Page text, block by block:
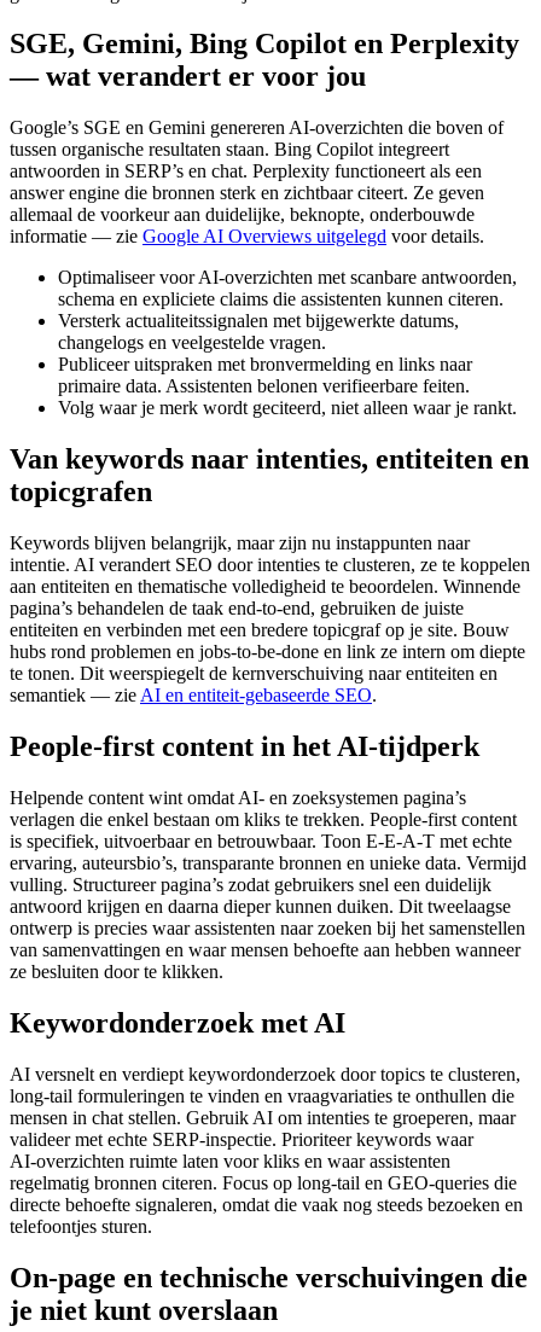
SGE, Gemini, Bing Copilot en Perplexity
— wat verandert er voor jou
Google’s SGE en Gemini genereren AI‑overzichten die boven of
tussen organische resultaten staan. Bing Copilot integreert
antwoorden in SERP’s en chat. Perplexity functioneert als een
answer engine die bronnen sterk en zichtbaar citeert. Ze geven
allemaal de voorkeur aan duidelijke, beknopte, onderbouwde
informatie — zie Google AI Overviews uitgelegd voor details.
Optimaliseer voor AI‑overzichten met scanbare antwoorden,
schema en expliciete claims die assistenten kunnen citeren.
Versterk actualiteitssignalen met bijgewerkte datums,
changelogs en veelgestelde vragen.
Publiceer uitspraken met bronvermelding en links naar
primaire data. Assistenten belonen verifieerbare feiten.
Volg waar je merk wordt geciteerd, niet alleen waar je rankt.
Van keywords naar intenties, entiteiten en
topicgrafen
Keywords blijven belangrijk, maar zijn nu instappunten naar
intentie. AI verandert SEO door intenties te clusteren, ze te koppelen
aan entiteiten en thematische volledigheid te beoordelen. Winnende
pagina’s behandelen de taak end‑to‑end, gebruiken de juiste
entiteiten en verbinden met een bredere topicgraf op je site. Bouw
hubs rond problemen en jobs‑to‑be‑done en link ze intern om diepte
te tonen. Dit weerspiegelt de kernverschuiving naar entiteiten en
semantiek — zie AI en entiteit‑gebaseerde SEO.
People‑first content in het AI‑tijdperk
Helpende content wint omdat AI‑ en zoeksystemen pagina’s
verlagen die enkel bestaan om kliks te trekken. People‑first content
is specifiek, uitvoerbaar en betrouwbaar. Toon E‑E‑A‑T met echte
ervaring, auteursbio’s, transparante bronnen en unieke data. Vermijd
vulling. Structureer pagina’s zodat gebruikers snel een duidelijk
antwoord krijgen en daarna dieper kunnen duiken. Dit tweelaagse
ontwerp is precies waar assistenten naar zoeken bij het samenstellen
van samenvattingen en waar mensen behoefte aan hebben wanneer
ze besluiten door te klikken.
Keywordonderzoek met AI
AI versnelt en verdiept keywordonderzoek door topics te clusteren,
long‑tail formuleringen te vinden en vraagvariaties te onthullen die
mensen in chat stellen. Gebruik AI om intenties te groeperen, maar
valideer met echte SERP‑inspectie. Prioriteer keywords waar
AI‑overzichten ruimte laten voor kliks en waar assistenten
regelmatig bronnen citeren. Focus op long‑tail en GEO‑queries die
directe behoefte signaleren, omdat die vaak nog steeds bezoeken en
telefoontjes sturen.
On‑page en technische verschuivingen die
je niet kunt overslaan